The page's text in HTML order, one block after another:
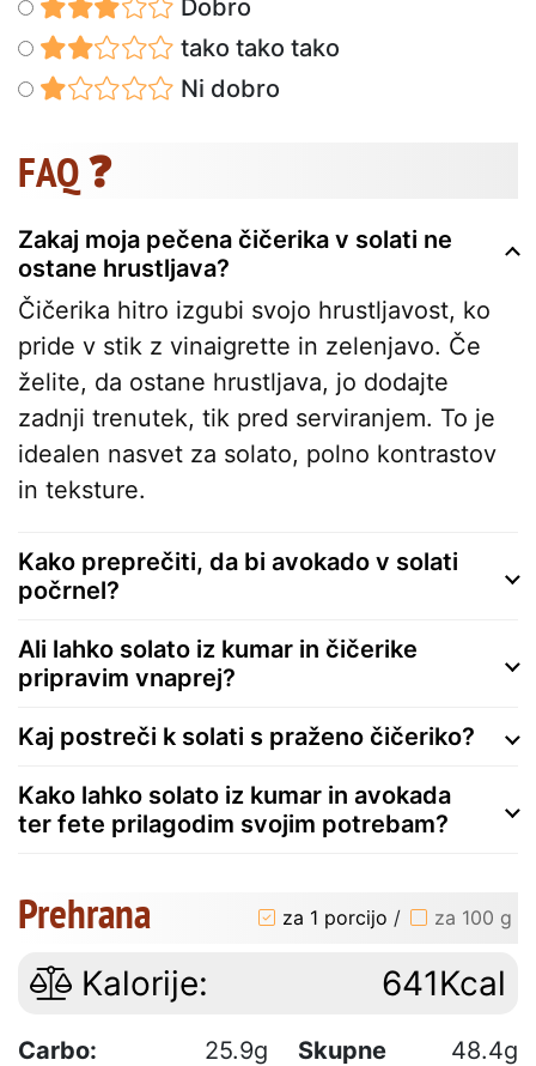
Dobro
tako tako tako
Ni dobro
FAQ ❓
Zakaj moja pečena čičerika v solati ne
ostane hrustljava?
Čičerika hitro izgubi svojo hrustljavost, ko
pride v stik z vinaigrette in zelenjavo. Če
želite, da ostane hrustljava, jo dodajte
zadnji trenutek, tik pred serviranjem. To je
idealen nasvet za solato, polno kontrastov
in teksture.
Kako preprečiti, da bi avokado v solati
počrnel?
Ali lahko solato iz kumar in čičerike
pripravim vnaprej?
Kaj postreči k solati s praženo čičeriko?
Kako lahko solato iz kumar in avokada
ter fete prilagodim svojim potrebam?
Prehrana za 1 porcijo / za 100 g
Kalorije: 641Kcal
Carbo: 25.9g Skupne 48.4g